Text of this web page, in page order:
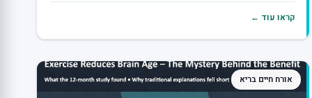
קראו עוד ←
אורח חיים בריא